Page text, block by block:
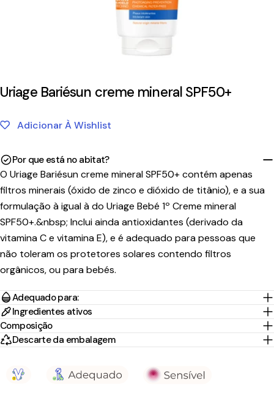
Uriage Bariésun creme mineral SPF50+
Adicionar À Wishlist
Por que está no abitat?
O Uriage Bariésun creme mineral SPF50+ contém apenas
filtros minerais (óxido de zinco e dióxido de titânio), e a sua
formulação à igual à do Uriage Bebé 1º Creme mineral
SPF50+.&nbsp; Inclui ainda antioxidantes (derivado da
vitamina C e vitamina E), e é adequado para pessoas que
não toleram os protetores solares contendo filtros
orgânicos, ou para bebés.
Adequado para:
Ingredientes ativos
Composição
Descarte da embalagem